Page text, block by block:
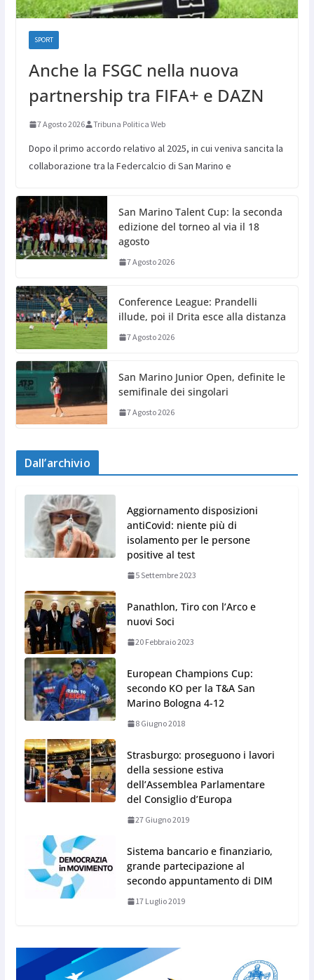
SPORT
Anche la FSGC nella nuova
partnership tra FIFA+ e DAZN
7 Agosto 2026 Tribuna Politica Web
Dopo il primo accordo relativo al 2025, in cui veniva sancita la
collaborazione tra la Federcalcio di San Marino e
San Marino Talent Cup: la seconda
edizione del torneo al via il 18
agosto
7 Agosto 2026
Conference League: Prandelli
illude, poi il Drita esce alla distanza
7 Agosto 2026
San Marino Junior Open, definite le
semifinale dei singolari
7 Agosto 2026
Dall’archivio
Aggiornamento disposizioni
antiCovid: niente più di
isolamento per le persone
positive al test
5 Settembre 2023
Panathlon, Tiro con l’Arco e
nuovi Soci
20 Febbraio 2023
European Champions Cup:
secondo KO per la T&A San
Marino Bologna 4-12
8 Giugno 2018
Strasburgo: proseguono i lavori
della sessione estiva
dell’Assemblea Parlamentare
del Consiglio d’Europa
27 Giugno 2019
Sistema bancario e finanziario,
grande partecipazione al
secondo appuntamento di DIM
17 Luglio 2019